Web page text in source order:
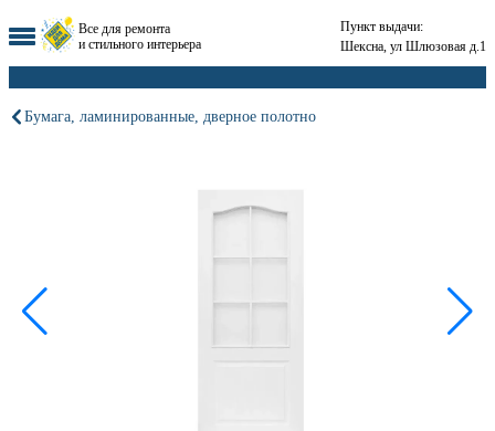
Все для ремонта
и стильного интерьера
Пункт выдачи:
Шексна, ул Шлюзовая д.1
Бумага, ламинированные, дверное полотно